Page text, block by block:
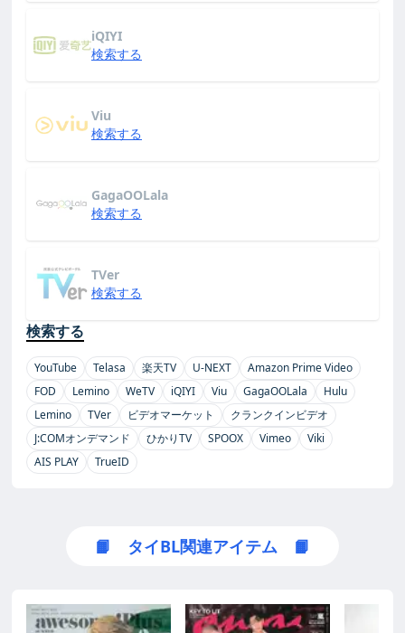
iQIYI
検索する
Viu
検索する
GagaOOLala
検索する
TVer
検索する
検索する
YouTube Telasa 楽天TV U-NEXT
Amazon Prime Video
FOD
Lemino WeTV iQIYI Viu GagaOOLala
Hulu
Lemino
TVer ビデオマーケット
クランクインビデオ
J:COMオンデマンド
ひかりTV SPOOX Vimeo
Viki
AIS PLAY
TrueID
📙 タイBL関連アイテム 📙